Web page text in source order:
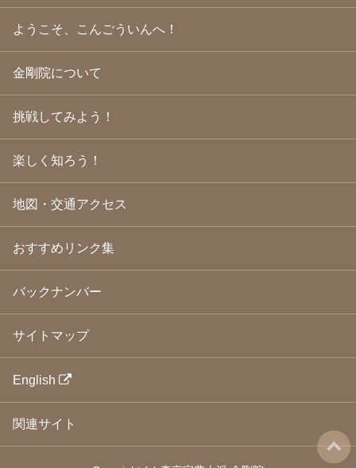
2009年10月(20)
2009年9月 (20)
2009年6月(22)
2009年5月(20)
2009年4月
(24)
2009年3月(21)
2009年2月(19)
2009年1月(25)
2008年10月
(31)
2008年9月(24)
2008年8月(24)
2008年5月(21)
(24)
2008年2月 (21)
2008年1月(23)
2007年12月
2007年9月
2007年8月(26)
ようこそ、こんごういんへ！
金剛院について
挑戦してみよう！
楽しく知ろう！
地図・交通アクセス
おすすめリンク集
バックナンバー
サイトマップ
English
関連サイト